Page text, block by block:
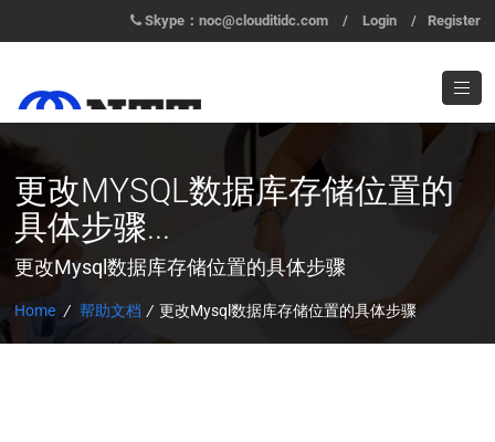
Skype：noc@clouditidc.com / Login / Register
更改MYSQL数据库存储位置的
具体步骤...
更改Mysql数据库存储位置的具体步骤
Home / 帮助文档 / 更改Mysql数据库存储位置的具体步骤